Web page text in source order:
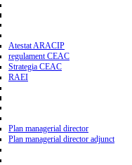
Atestat ARACIP
regulament CEAC
Strategia CEAC
RAEI
Plan managerial director
Plan managerial director adjunct